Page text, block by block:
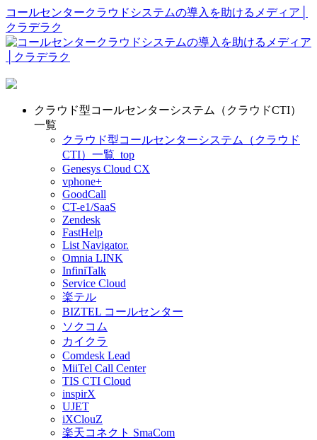
コールセンタークラウドシステムの導入を助けるメディア│
クラデラク
クラウド型コールセンターシステム（クラウドCTI）
一覧
クラウド型コールセンターシステム（クラウド
CTI）一覧_top
Genesys Cloud CX
vphone+
GoodCall
CT-e1/SaaS
Zendesk
FastHelp
List Navigator.
Omnia LINK
InfiniTalk
Service Cloud
楽テル
BIZTEL コールセンター
ソクコム
カイクラ
Comdesk Lead
MiiTel Call Center
TIS CTI Cloud
inspirX
UJET
iXClouZ
楽天コネクト SmaCom